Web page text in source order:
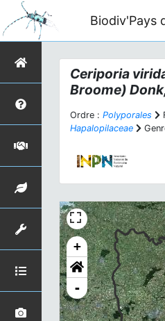
Biodiv'Pays
Ceriporia
Broome)
Ordre : Polyporales
Hapalopilaceae
+
-